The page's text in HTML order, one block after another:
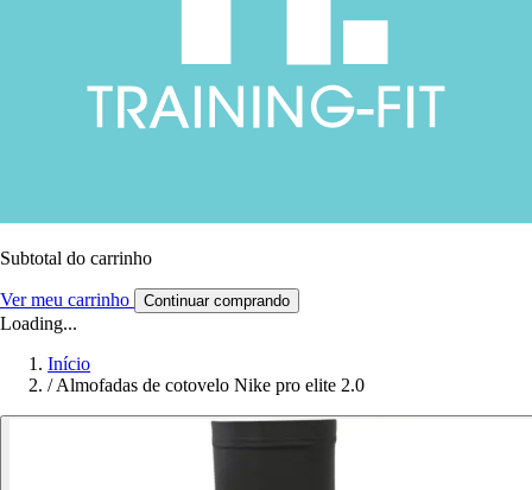
Subtotal do carrinho
Ver meu carrinho Continuar comprando
Loading...
Início
/ Almofadas de cotovelo Nike pro elite 2.0